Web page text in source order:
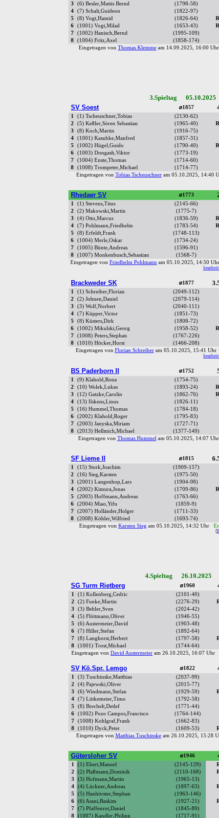
3 (6) Besler,Mattis Bernd (1798-58)
4
(7) Schalt,Guideon (1822-97)
5
(8) Vogt,Hamid (1826-64)
6
(1001) Vogt,Milad (1653-43)
7
(1002) Hanisch,Bernd (1995-109)
8
(1004) Fritz,Axel (1858-174)
Eingetragen von Thomas Klemme am 14.09.2025, 16:00
3.Spieltag
SV Soest
⌀1857
1 (1) Tscheuschner,Tobias (2130-62)
2
(5) Keßler,Sören Sebastian (1965-40)
3
(8) Koch,Martin (1916-75)
4
(1001) Kasubke,Manfred (1857-31)
5
(1002) Hügel,Guido (1790-40)
6
(1003) Dongash,Viktor (1773-19)
7
(1004) Enste,Thomas (1714-60)
8
(1008) Trompeter,Michael (1714-77)
Eingetragen von Tobias Tscheuschneram 05.10.2025, 14:40
Rhedaer SV ⌀1773
1 (1) Stevens,Titus (2145-66)
2
(2) Makowski,Martin (1775-7)
3
(4) Otto,Marcus (1836-59)
4
(7) Pohlmann,Friedhelm (1783-54)
5
(8) Erfeldt,Frank (1748-113)
6
(1004) Merle,Oskar (1734-24)
7
(1005) Bünte,Andreas (1596-91)
8
(1007) Monkenbusch,Sebastian (1568-7)
Eingetragen von Friedhelm Pohlmann am 05.10.2025, 14:50
Brackweder SK ⌀1877
1 (1) Schreiber,Florian (2049-112)
2
(2) Johnen,Daniel (2079-114)
3
(3) Wolf,Norbert (2040-111)
4
(7) Küpper,Victor (1851-73)
5
(8) Küsters,Dirk (1808-72)
6
(1002) Mikulski,Georg (1958-52)
7
(1008) Peters,Stephan (1767-226)
8
(1010) Höcker,Horst (1466-208)
Eingetragen von Florian Schreiberam 05.10.2025, 15:41
BS Paderborn II ⌀1752
1 (9) Klahold,Rona
(1754-75)
2
(10) Wolek,Lukas (1893-24)
3
(12) Gatzke,Carolin (1862-76)
4
(13) Ilskens,Linus (1826-11)
5
(16) Hummel,Thomas (1784-18)
6
(2002) Klahold,Roger (1795-83)
7
(2003) Janyska,Miriam (1727-71)
8
(2013) Hellmich,Michael (1377-149)
Eingetragen von Thomas Hummelam 05.10.2025, 14:07
SF Lieme II ⌀1815
1 (15) Stork,Joachim (1909-157)
2
(16) Sieg,Karsten (1975-50)
3
(2001) Langenhop,Lars (1904-98)
4
(2002) Kimura,Jonas (1709-86)
5
(2003) Hoffmann,Andreas (1763-66)
6
(2004) Miao,Yifu (1859-9)
7
(2007) Holländer,Holger (1711-33)
8
(2008) Köhler,Wilfried (1693-74)
Eingetragen von Karsten Sieg am 05.10.2025, 14:32 Uhr
[
4.Spieltag 26.10.2025
SG Turm Rietberg
⌀1960
1 (1) Kollenberg,Cedric
(2101-40)
2
(2) Funke,Martin (2276-29)
3
(3) Behler,Sven
(2024-42)
4
(5) Flöttmann,Oliver
(1946-55)
5
(6) Austermeier,David
(1903-48)
6
(7) Hiller,Stefan
(1892-64)
7
(8) Langhorst,Herbert (1797-58)
8
(1001) Trost,Michael
(1744-64)
Eingetragen von David Austermeier am 26.10.2025, 16:07 Uhr
SV Kö.Spr. Lemgo ⌀1822
1 (3) Tuschinske,Matthias
(2037-99)
2
(4) Pajewski,Oliver
(2015-77)
3
(6) Windmann,Stefan (1929-59)
4
(7) Lütkemeier,Timo
(1792-58)
5
(8) Brechelt,Detlef
(1771-44)
6
(1002) Pozo Campos,Francisco
(1764-144)
7
(1008) Kohlgraf,Frank
(1662-83)
8
(1010) Dyck,Peter (1609-53)
Eingetragen von Matthias Tuschinskeam 26.10.2025, 15:28
Gütersloher SV ⌀1946
1 (1) Ebert,Manuel (2145-129)
2
(2) Plaßmann,Dominik (2110-168)
3
(3) Hofmann,Martin
(1965-13)
4
(4) Lückner,Andreas (1897-63)
5
(5) Hanhörster,Stephan
(1963-146)
6
(6) Asani,Baskim (1927-21)
7
(7) Pfaffenrot,Daniel
(1845-89)
8
(1007) Kandler,Philipp
(1717-91)